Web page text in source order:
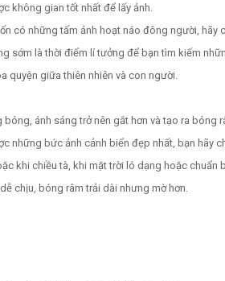
không gian tốt nhất để lấy ảnh.
có những tấm ảnh hoạt náo đông người, hãy
sớm là thời điểm lí tưởng để bạn tìm kiếm
quyện giữa thiên nhiên và con người.
bóng, ánh sáng trở nên gắt hơn và tạo ra bóng
những bức ảnh cảnh biển đẹp nhất, bạn hãy
khi chiều tà, khi mặt trời ló dạng hoặc chuẩn
chịu, bóng râm trải dài nhưng mờ hơn.